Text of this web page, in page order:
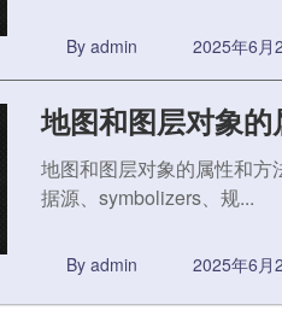
By admin 2025年6月
地图和图层对象
地图和图层对象的属性和方
据源、symbolizers、规...
By admin 2025年6月